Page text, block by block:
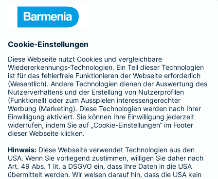
Barmenia ist Teil der BarmeniaGothaer
BELIEBTE SEITEN
Kranken-Zusatzversicherung
Tierversicherungen
Haftpflichtversicherung
Hausratversicherung
Adresse ändern
Schaden melden